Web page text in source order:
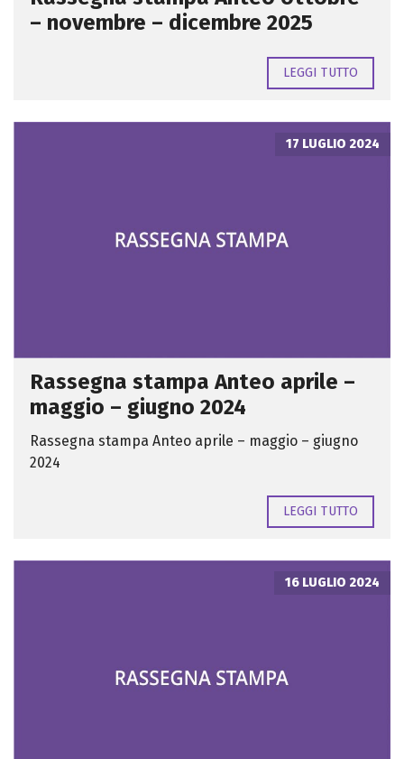
– novembre – dicembre 2025
LEGGI TUTTO
17 LUGLIO 2024
Rassegna stampa Anteo aprile –
maggio – giugno 2024
Rassegna stampa Anteo aprile – maggio – giugno
2024
LEGGI TUTTO
16 LUGLIO 2024